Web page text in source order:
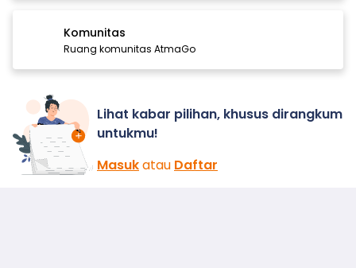
Komunitas
Ruang komunitas AtmaGo
Lihat kabar pilihan, khusus dirangkum
untukmu!
Masukatau Daftar